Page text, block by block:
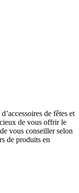
de fêtes et
de vous offrir le
vous conseiller selon
de produits en